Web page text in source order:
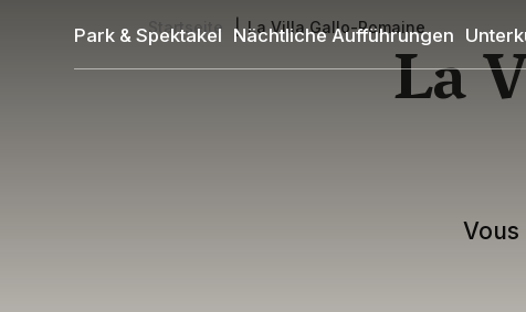
Park & Spektakel Nächtliche Aufführungen
Startseite La Villa Gallo-RomaineLa